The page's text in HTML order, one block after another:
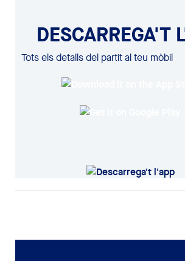
DESCARREGA'T
Tots els detalls del partit al teu mòbil